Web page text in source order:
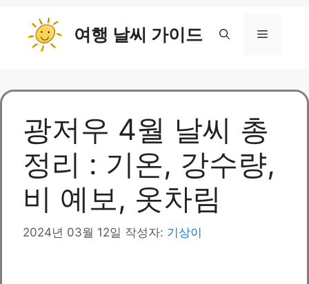
너
여행 날씨 가이드 메
광저우 4월 날씨 총
정리 : 기온, 강수량,
비 예보, 옷차림
2024년 03월 12일 작성자: 기상이